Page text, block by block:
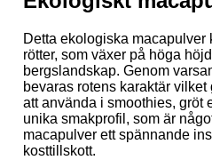
Detta ekologiska macapulver
rötter, som växer på höga
bergslandskap. Genom
bevaras rotens karaktär
att använda i smoothies, gröt
unika smakprofil, som är
macapulver ett spännande
kosttillskott.